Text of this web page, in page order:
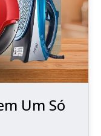
Um Só